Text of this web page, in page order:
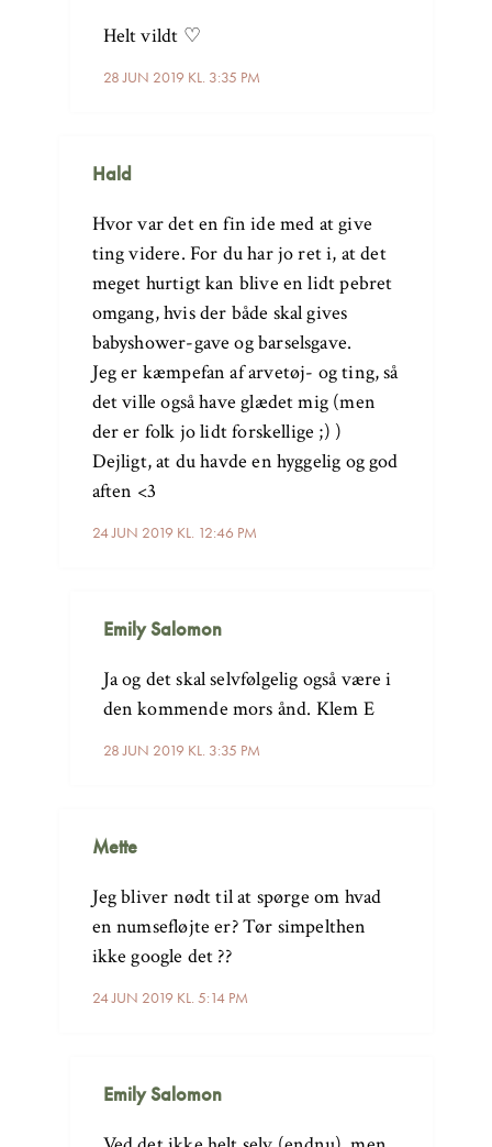
28 JUN 2019 KL. 3:35 PM
Helt vildt ♡
Hald
24 JUN 2019 KL. 12:46 PM
Hvor var det en fin ide med at give
ting videre. For du har jo ret i, at det
meget hurtigt kan blive en lidt pebret
omgang, hvis der både skal gives
babyshower-gave og barselsgave.
Jeg er kæmpefan af arvetøj- og ting, så
det ville også have glædet mig (men
der er folk jo lidt forskellige ;) )
Dejligt, at du havde en hyggelig og god
aften <3
Emily Salomon
28 JUN 2019 KL. 3:35 PM
Ja og det skal selvfølgelig også være i
den kommende mors ånd. Klem E
Mette
24 JUN 2019 KL. 5:14 PM
Jeg bliver nødt til at spørge om hvad
en numsefløjte er? Tør simpelthen
ikke google det ??
Emily Salomon